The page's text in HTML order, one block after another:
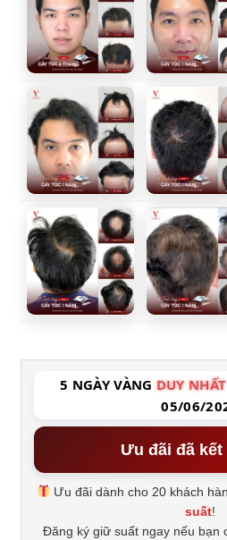
5 NGÀY VÀNG DUY NHẤT
05/06/
Ưu đãi đã
Ưu đãi dành cho 20 khách
suất!
Đăng ký giữ suất ngay nếu bạn